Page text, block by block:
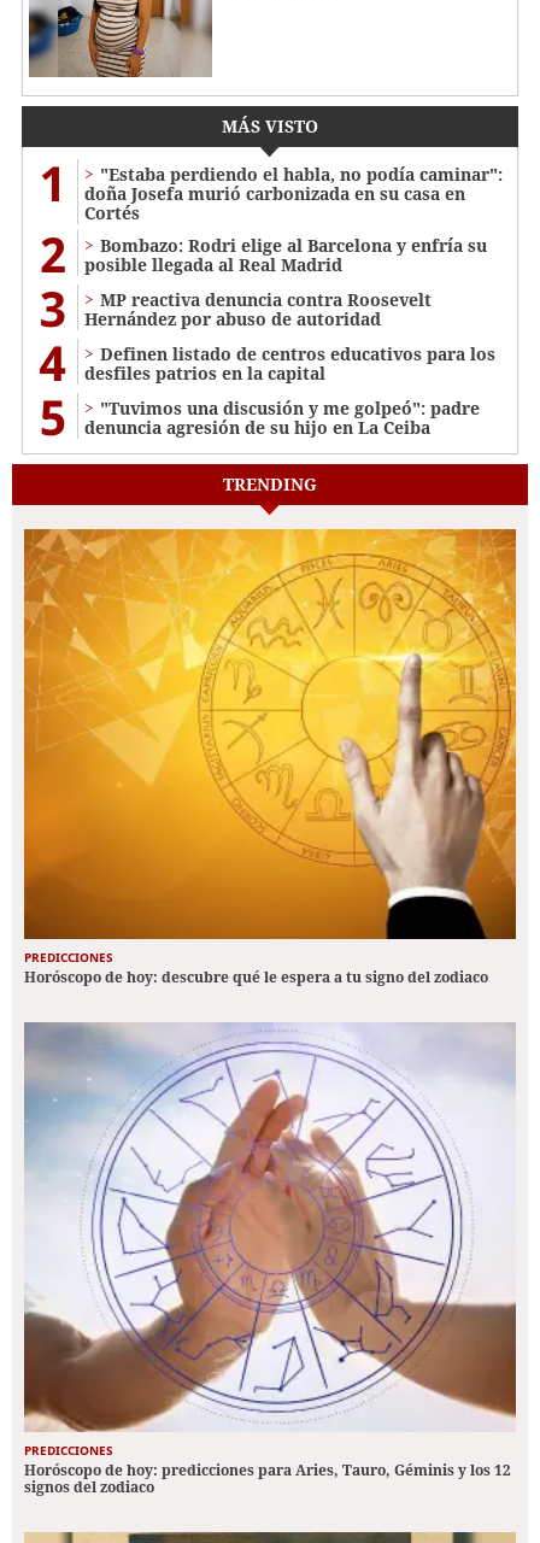
MÁS VISTO
1
"Estaba perdiendo el habla, no podía caminar":
doña Josefa murió carbonizada en su casa en
Cortés
2
Bombazo: Rodri elige al Barcelona y enfría su
posible llegada al Real Madrid
3
MP reactiva denuncia contra Roosevelt
Hernández por abuso de autoridad
4
Definen listado de centros educativos para los
desfiles patrios en la capital
5
"Tuvimos una discusión y me golpeó": padre
denuncia agresión de su hijo en La Ceiba
TRENDING
PREDICCIONES
Horóscopo de hoy: descubre qué le espera a tu signo del zodiaco
PREDICCIONES
Horóscopo de hoy: predicciones para Aries, Tauro, Géminis y los 12
signos del zodiaco